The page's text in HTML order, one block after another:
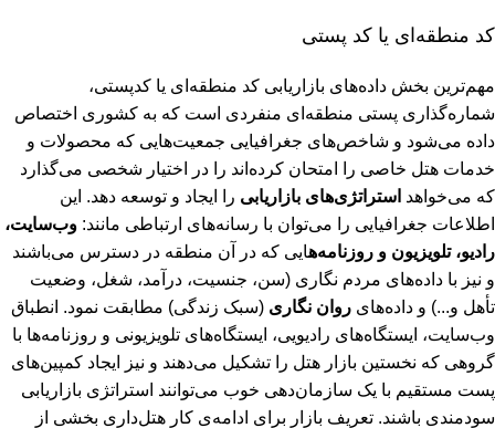
کد منطقه‌ای یا کد پستی
مهم‌ترین بخش داده‌های بازاریابی کد منطقه‌ای یا کدپستی،
شماره‌گذاری پستی منطقه‌ای منفردی است که به کشوری اختصاص
داده می‌شود و شاخص‌های جغرافیایی جمعیت‌هایی که محصولات و
خدمات هتل خاصی را امتحان کرده‌اند را در اختیار شخصی می‌گذارد
که می‌خواهد استراتژی‌های بازاریابی را ایجاد و توسعه دهد. این
اطلاعات جغرافیایی را می‌توان با رسانه‌های ارتباطی مانند: وب‌سایت،
رادیو، تلویزیون و روزنامه‌هایی که در آن منطقه در دسترس می‌باشند
و نیز با داده‌های مردم نگاری (سن، جنسیت، درآمد، شغل، وضعیت
تأهل و...) و داده‌های روان نگاری (سبک زندگی) مطابقت نمود. انطباق
وب‌سایت، ایستگاه‌های رادیویی، ایستگاه‌های تلویزیونی و روزنامه‌ها با
گروهی که نخستین بازار هتل را تشکیل می‌دهند و نیز ایجاد کمپین‌های
پست مستقیم با یک سازمان‌دهی خوب می‌توانند استراتژی بازاریابی
سودمندی باشند. تعریف بازار برای ادامه‌ی کار هتل‌داری بخشی از